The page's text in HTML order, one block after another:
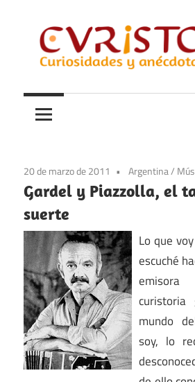
contenido
Curistoria
y
anécdotas
historia
20 de marzo de 2011 Argentina/
Gardel y Piazzolla, el
suerte
Lo que
escuché
mundo
soy, lo